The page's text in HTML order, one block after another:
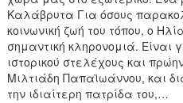
Καλάβρυτα Για όσους
κοινωνική ζωή του τόπου, ο
σημαντική κληρονομιά. Είναι
ιστορικού στελέχους και
Μιλτιάδη Παπαϊωάννου, και
την ιδιαίτερη πατρίδα του,…